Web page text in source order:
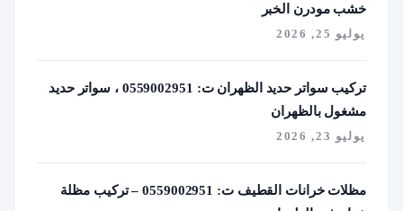
خشب مودرن الخبر
يوليو 25, 2026
تركيب سواتر حديد الظهران ت: 0559002951 ، سواتر حديد
مشغول بالظهران
يوليو 23, 2026
مظلات خرانات القطيف ت: 0559002951 – تركيب مظلة